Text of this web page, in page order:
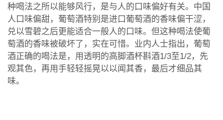
种喝法之所以能够风行，是与人的口味偏好有关。中国
人口味偏甜，葡萄酒特别是进口葡萄酒的香味偏干涩，
兑以雪碧之后更能适合一般人的口味。但这种喝法使葡
萄酒的香味被破坏了，实在可惜。业内人士指出，葡萄
酒正确的喝法是，用透明的高脚酒杯斟酒1/3至1/2，先
观其色，再用手轻轻摇晃以以闻其香，最后才细品其
味。